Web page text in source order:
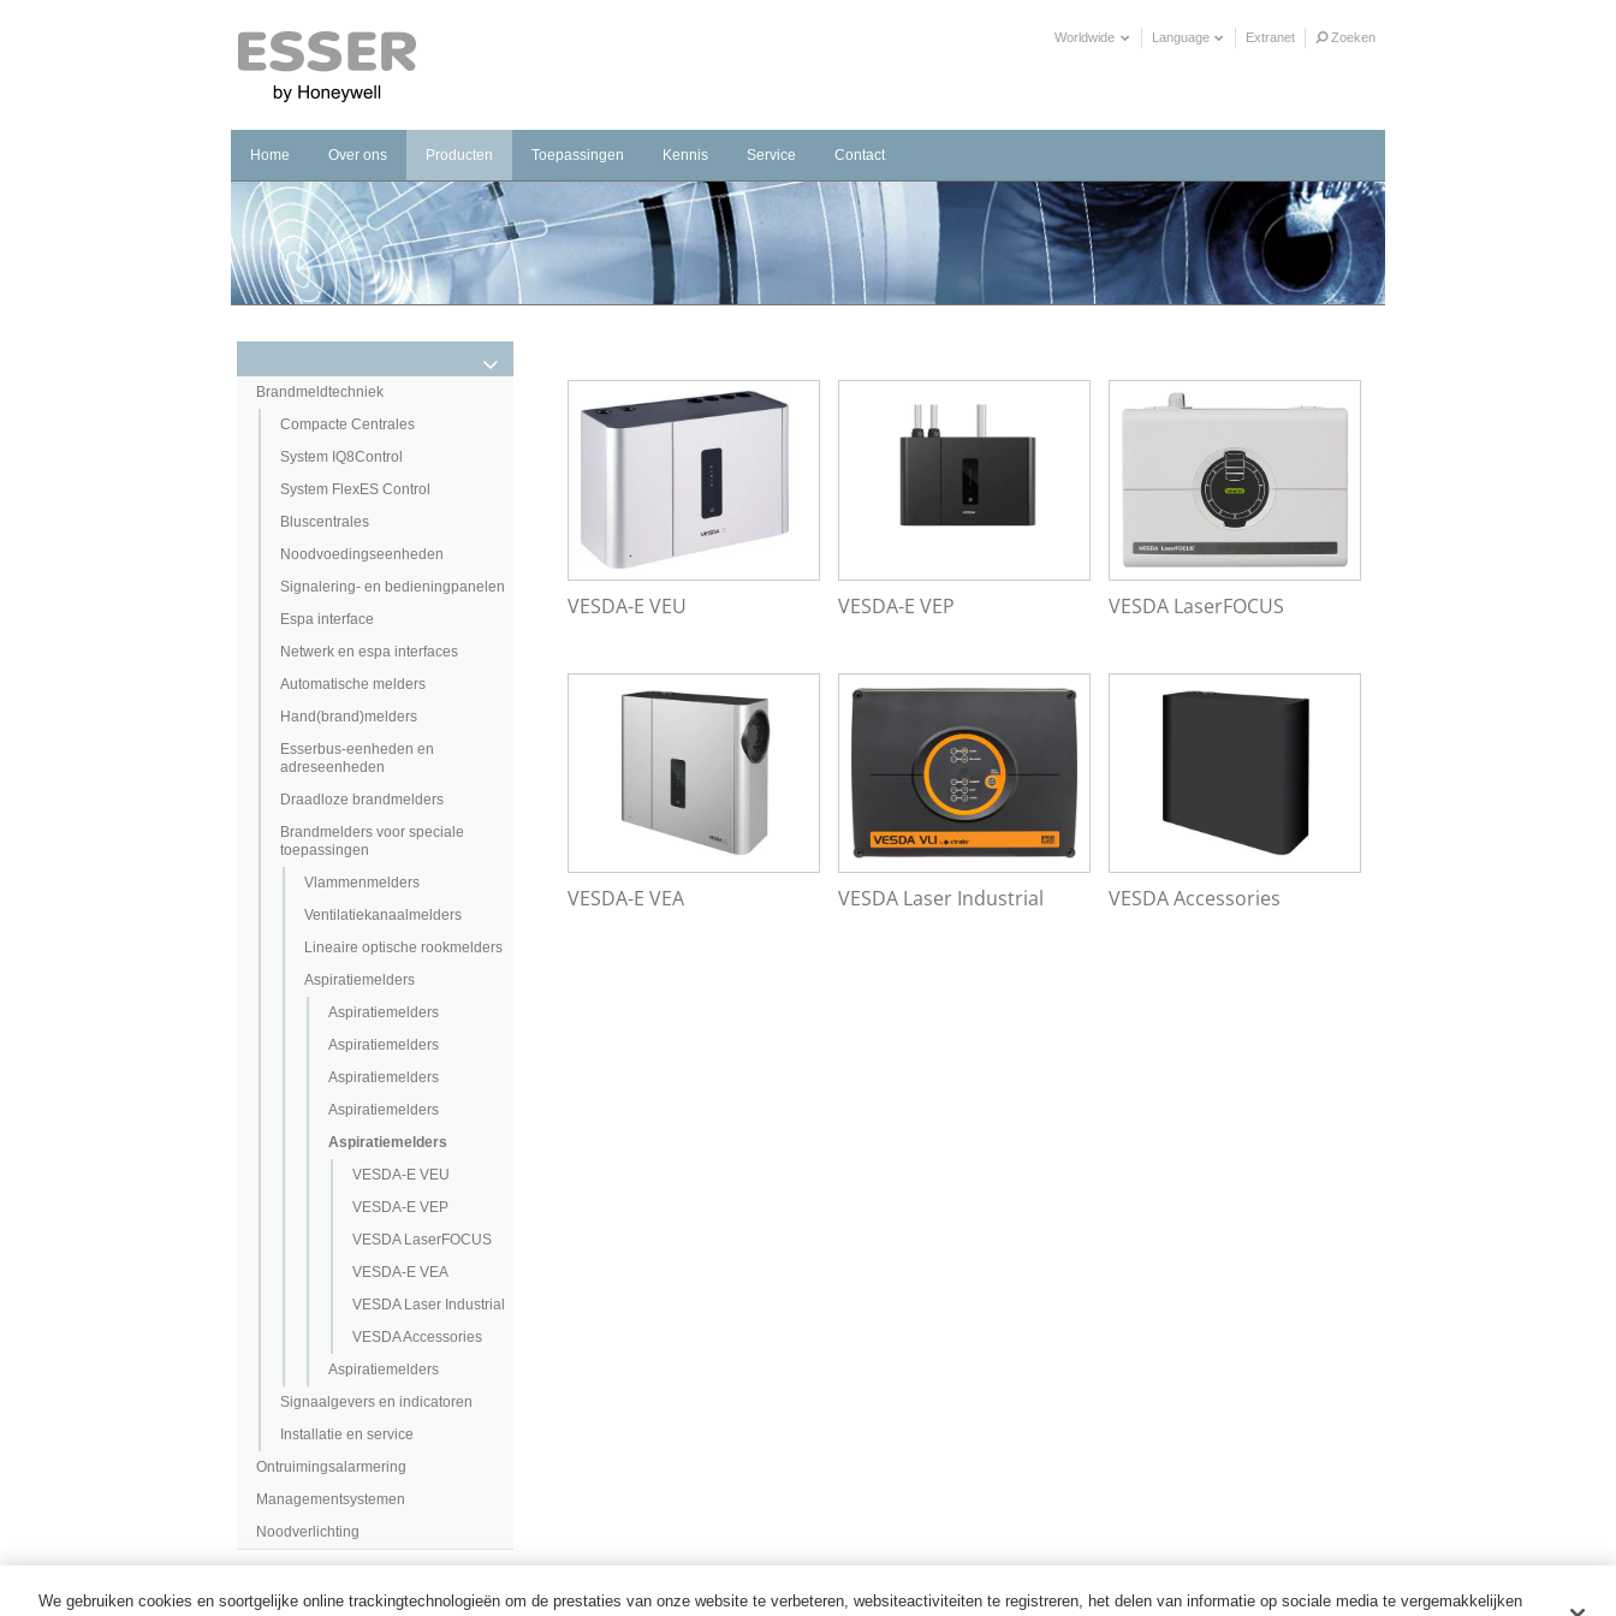
Worldwide Language Extranet Zoeken
Home Over ons
Bedrijf
Merk
Kwaliteit
Producten
Branddetectie
Ontruimingsalarmering
Managementsystemen
Toepassingen
Infrastructuur
Industrie
Gevangenissen
Financiële & Zakelijke dienstverlening
Kennis
Training Beheerder Brandmeld-/Ontruimingsinstallaties
Service
Downloads
Serviceverlening
Agenda
Contact
Contactformulier
Brandmeldtechniek
Compacte Centrales
System IQ8Control
System FlexES Control
Bluscentrales
Noodvoedingseenheden
Signalering- en bedieningpanelen
Espa interface
Netwerk en espa interfaces
Automatische melders
Hand(brand)melders
Esserbus-eenheden en
adreseenheden
Draadloze brandmelders
Brandmelders voor speciale
toepassingen
Vlammenmelders
Ventilatiekanaalmelders
Lineaire optische rookmelders
Aspiratiemelders
Aspiratiemelders
Aspiratiemelders
Aspiratiemelders
Aspiratiemelders
Aspiratiemelders
VESDA-E VEU
VESDA-E VEP
VESDA LaserFOCUS
VESDA-E VEA
VESDA Laser Industrial
VESDA Accessories
Aspiratiemelders
Signaalgevers en indicatoren
Installatie en service
Ontruimingsalarmering
Managementsystemen
Noodverlichting
VESDA-E VEU VESDA-E VEP VESDA LaserFOCUS
VESDA-E VEA VESDA Laser Industrial VESDA Accessories
We gebruiken cookies en soortgelijke online trackingtechnologieën om de prestaties van onze website te verbeteren, websiteactiviteiten te registreren, het delen van informatie op sociale media te vergemakkelijken